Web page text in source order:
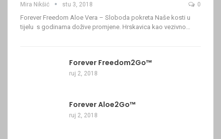
Mira Nikšić stu 3, 2018 0
Forever Freedom Aloe Vera – Sloboda pokreta Naše kosti u
tijelu s godinama dožive promjene. Hrskavica kao vezivno…
Forever Freedom2Go™
ruj 2, 2018
Forever Aloe2Go™
ruj 2, 2018